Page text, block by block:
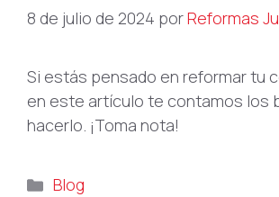
8 de julio de 2024 porReformas
Si estás pensado en reformar tu
en este artículo te contamos los
hacerlo. ¡Toma nota!
Categorías
Blog